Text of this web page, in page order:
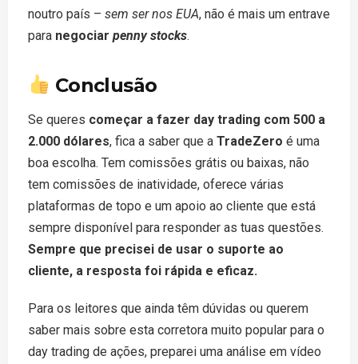
noutro país – sem ser nos EUA, não é mais um entrave
para negociar penny stocks.
Conclusão
Se queres começar a fazer day trading com 500 a
2.000 dólares, fica a saber que a TradeZero é uma
boa escolha. Tem comissões grátis ou baixas, não
tem comissões de inatividade, oferece várias
plataformas de topo e um apoio ao cliente que está
sempre disponível para responder as tuas questões.
Sempre que precisei de usar o suporte ao
cliente, a resposta foi rápida e eficaz.
Para os leitores que ainda têm dúvidas ou querem
saber mais sobre esta corretora muito popular para o
day trading de ações, preparei uma análise em vídeo